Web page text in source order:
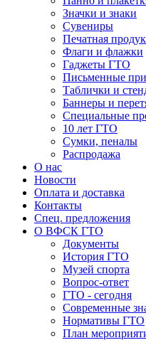
Значки и знаки
Сувениры
Печатная
Флаги и флажки
Гаджеты ГТО
Письменные
Таблички и
Баннеры и
Специальные
10 лет ГТО
Сумки, пеналы
Распродажа
О нас
Новости
Оплата и доставка
Контакты
Спец. предложения
О ВФСК ГТО
Документы
История ГТО
Музей спорта
Вопрос-ответ
ГТО - сегодня
Современные
Нормативы ГТО
План